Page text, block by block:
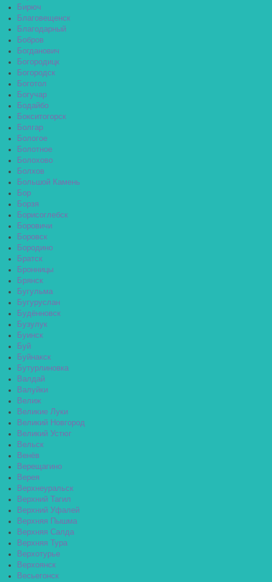
Бирюч
Благовещенск
Благодарный
Бобров
Богданович
Богородицк
Богородск
Боготол
Богучар
Бодайбо
Бокситогорск
Болгар
Бологое
Болотное
Болохово
Болхов
Большой Камень
Бор
Борзя
Борисоглебск
Боровичи
Боровск
Бородино
Братск
Бронницы
Брянск
Бугульма
Бугуруслан
Будённовск
Бузулук
Буинск
Буй
Буйнакск
Бутурлиновка
Валдай
Валуйки
Велиж
Великие Луки
Великий Новгород
Великий Устюг
Вельск
Венёв
Верещагино
Верея
Верхнеуральск
Верхний Тагил
Верхний Уфалей
Верхняя Пышма
Верхняя Салда
Верхняя Тура
Верхотурье
Верхоянск
Весьегонск